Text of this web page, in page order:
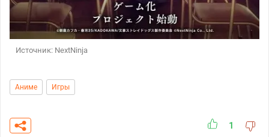
Источник: NextNinja
Аниме Игры
1